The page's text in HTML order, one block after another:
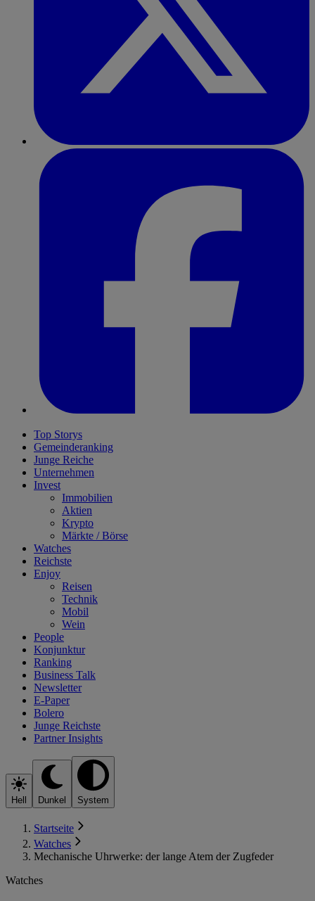
Top Storys
Gemeinderanking
Junge Reiche
Unternehmen
Invest
Immobilien
Aktien
Krypto
Märkte / Börse
Watches
Reichste
Enjoy
Reisen
Technik
Mobil
Wein
People
Konjunktur
Ranking
Business Talk
Newsletter
E-Paper
Bolero
Junge Reichste
Partner Insights
Hell Dunkel System
Startseite
Watches
Mechanische Uhrwerke: der lange Atem der Zugfeder
Watches